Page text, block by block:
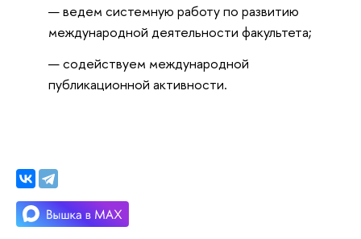
‍ведем системную работу по развитию
международной деятельности факультета;
‍содействуем международной
публикационной активности.